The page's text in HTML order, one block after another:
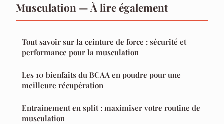
Musculation — À lire également
Tout savoir sur la ceinture de force : sécurité et
performance pour la musculation
Les 10 bienfaits du BCAA en poudre pour une
meilleure récupération
Entrainement en split : maximiser votre routine de
musculation